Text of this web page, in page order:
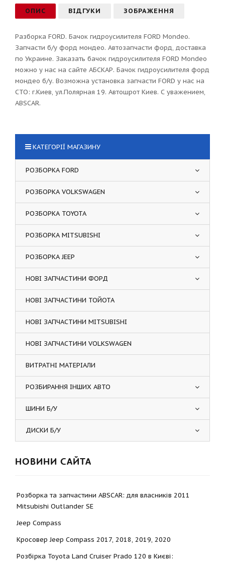
ОПИС ВІДГУКИ ЗОБРАЖЕННЯ
Разборка FORD. Бачок гидроусилителя FORD Mondeo.
Запчасти б/у форд мондео. Автозапчасти форд, доставка
по Украине. Заказать бачок гидроусилителя FORD Mondeo
можно у нас на сайте АБСКАР. Бачок гидроусилителя форд
мондео б/у. Возможна установка запчасти FORD у нас на
СТО: г.Киев, ул.Полярная 19. Автошрот Киев. С уважением,
ABSCAR.
КАТЕГОРІЇ МАГАЗИНУ
РОЗБОРКА FORD
РОЗБОРКА VOLKSWAGEN
РОЗБОРКА TOYOTA
РОЗБОРКА MITSUBISHI
РОЗБОРКА JEEP
НОВІ ЗАПЧАСТИНИ ФОРД
НОВІ ЗАПЧАСТИНИ ТОЙОТА
НОВІ ЗАПЧАСТИНИ MITSUBISHI
НОВІ ЗАПЧАСТИНИ VOLKSWAGEN
ВИТРАТНІ МАТЕРІАЛИ
РОЗБИРАННЯ ІНШИХ АВТО
ШИНИ Б/У
ДИСКИ Б/У
НОВИНИ САЙТА
Розборка та запчастини ABSCAR: для власників 2011
Mitsubishi Outlander SE
Jeep Compass
Кросовер Jeep Compass 2017, 2018, 2019, 2020
Розбірка Toyota Land Cruiser Prado 120 в Києві: